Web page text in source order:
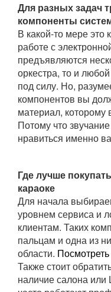
Для разных задач
компоненты
В какой-то мере это
работе с
предъявляются
оркестра, то и
под силу. Но,
компонентов вы
материал, которому
Потому что
нравиться именно
Где лучше
караоке
Для начала
уровнем сервиса и
клиентам. Таких
пальцам и одна из
области. Посмотреть
Также стоит
наличие салона